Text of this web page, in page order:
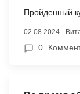
знает основ
и для тех,
выдался
Пройденный
02.08.2024
0